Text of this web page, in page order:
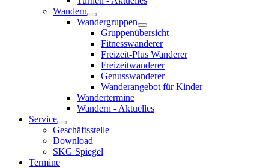
Wandern
Wandergruppen
Gruppenübersicht
Fitnesswanderer
Freizeit-Plus Wanderer
Freizeitwanderer
Genusswanderer
Wanderangebot für Kinder
Wandertermine
Wandern - Aktuelles
Service
Geschäftsstelle
Download
SKG Spiegel
Termine